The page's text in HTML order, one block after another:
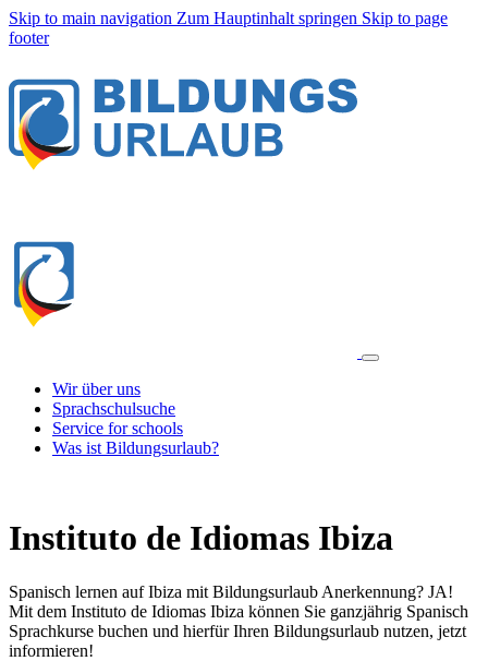
Skip to main navigation Zum Hauptinhalt springen Skip to page
footer
Wir über uns
Sprachschulsuche
Service for schools
Was ist Bildungsurlaub?
Instituto de Idiomas Ibiza
Spanisch lernen auf Ibiza mit Bildungsurlaub Anerkennung? JA!
Mit dem Instituto de Idiomas Ibiza können Sie ganzjährig Spanisch
Sprachkurse buchen und hierfür Ihren Bildungsurlaub nutzen, jetzt
informieren!